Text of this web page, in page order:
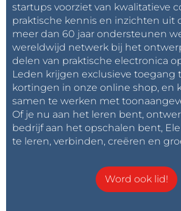
startups voorziet van kwalitatieve
praktische kennis en inzichten uit
meer dan 60 jaar ondersteunen
wereldwijd netwerk bij het
delen van praktische electronica
Leden krijgen exclusieve toegang
kortingen in onze online shop, en
samen te werken met
Of je nu aan het leren bent,
bedrijf aan het opschalen bent,
te leren, verbinden, creëren en
Word ook lid!